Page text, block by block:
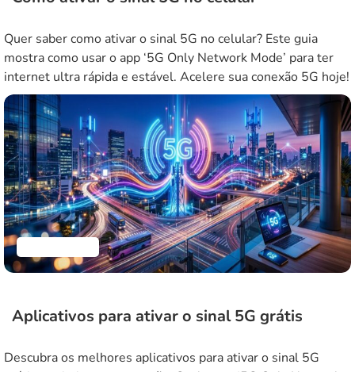
Quer saber como ativar o sinal 5G no celular? Este guia
mostra como usar o app ‘5G Only Network Mode’ para ter
internet ultra rápida e estável. Acelere sua conexão 5G hoje!
Aplicativos para ativar o sinal 5G grátis
Descubra os melhores aplicativos para ativar o sinal 5G